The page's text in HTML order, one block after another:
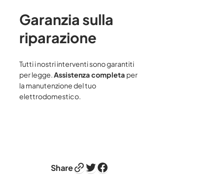
Garanzia sulla
riparazione
Tutti i nostri interventi sono garantiti
per legge.Assistenza completa per
la manutenzione del tuo
elettrodomestico.
ShareLink Twitter Facebook